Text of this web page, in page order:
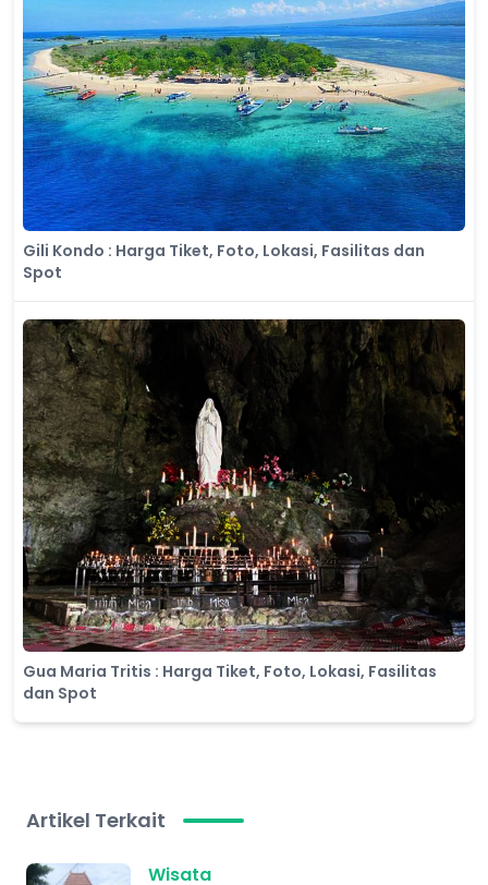
Gili Kondo : Harga Tiket, Foto, Lokasi, Fasilitas dan
Spot
Gua Maria Tritis : Harga Tiket, Foto, Lokasi, Fasilitas
dan Spot
Artikel Terkait
Wisata